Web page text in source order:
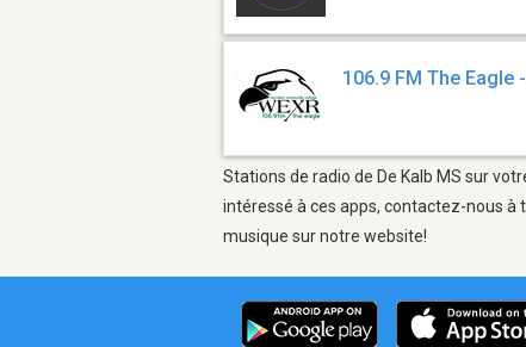
106.9 FM The Eagle
Stations de radio de De Kalb MS sur
intéressé à ces apps, contactez-nous à
musique sur notre website!